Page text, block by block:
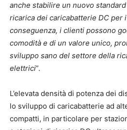
anche stabilire un nuovo
ricarica dei caricabatterie DC per
conseguenza, i clienti possono
comodità e di un valore unico,
sviluppo sano del settore della
elettrici”.
L’elevata densità di potenza dei
lo sviluppo di caricabatterie ad
compatti, in particolare per